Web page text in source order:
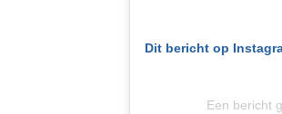
Dit bericht op
Een bericht